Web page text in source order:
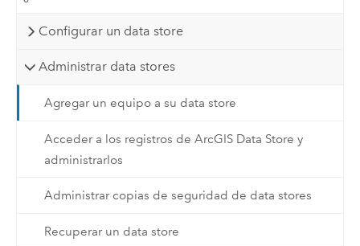
Configurar un data store
Administrar data stores
Agregar un equipo a su data store
Acceder a los registros de ArcGIS Data Store y
administrarlos
Administrar copias de seguridad de data stores
Recuperar un data store